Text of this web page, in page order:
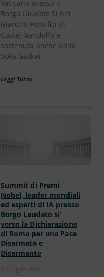
Vaticano presso il
Borgo Laudato Sì nei
Giardini Pontifici di
Castel Gandolfo e
sostenuta anche dalla
Soka Gakkai.
Leggi Tutto
Summit di Premi
Nobel, leader mondiali
ed esperti di IA presso
Borgo Laudato si’
verso la Dichiarazione
di Roma per una Pace
Disarmata e
Disarmante
10 Luglio 2026